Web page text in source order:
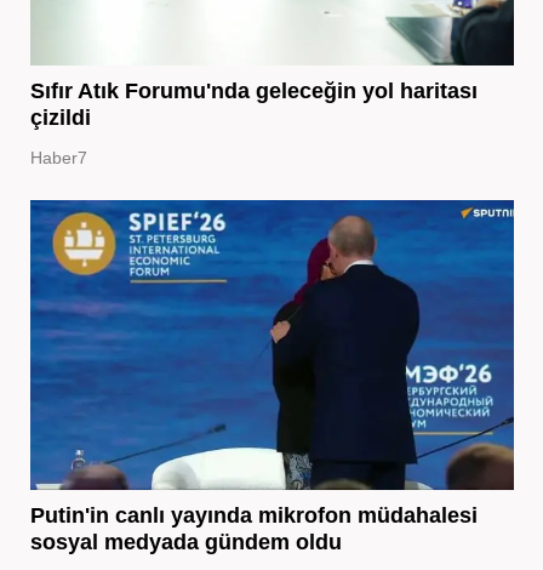
Sıfır Atık Forumu'nda geleceğin yol haritası
çizildi
Haber7
Putin'in canlı yayında mikrofon müdahalesi
sosyal medyada gündem oldu